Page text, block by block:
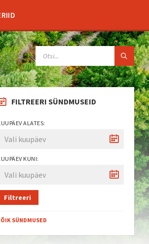
SEARCH:
FILTREERI SÜNDMUSEID
ALATES:
KUNI:
Filtreeri
SÜNDMUSED